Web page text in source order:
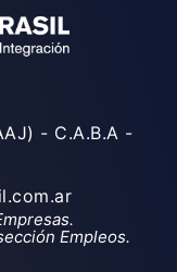
- C.A.B.A -
Empleos.